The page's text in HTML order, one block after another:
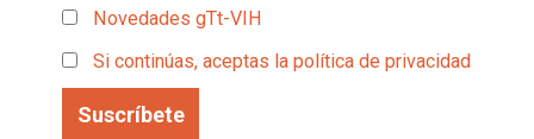
Novedades gTt-VIH
Si continúas, aceptas la política de privacidad